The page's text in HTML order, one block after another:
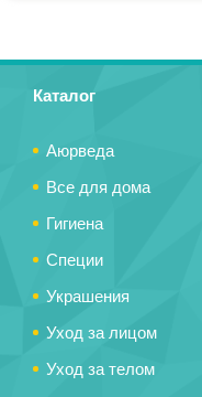
Каталог
Аюрведа
Все для дома
Гигиена
Специи
Украшения
Уход за лицом
Уход за телом